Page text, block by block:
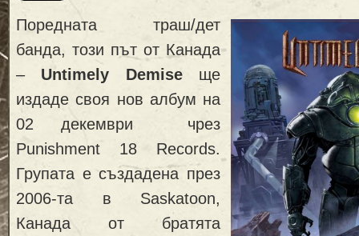
Поредната траш/дет
банда, този път от Канада
– Untimely Demise ще
издаде своя нов албум на
02 декември чрез
Punishment 18 Records.
Групата е създадена през
2006-та в Saskatoon,
Канада от братята